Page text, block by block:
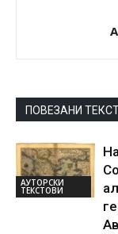
ПОВЕЗАНИ
АУТОРСКИ
ТЕКСТОВИ